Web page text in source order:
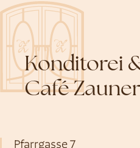
Konditorei
Café Zauner
Pfarrgasse 7